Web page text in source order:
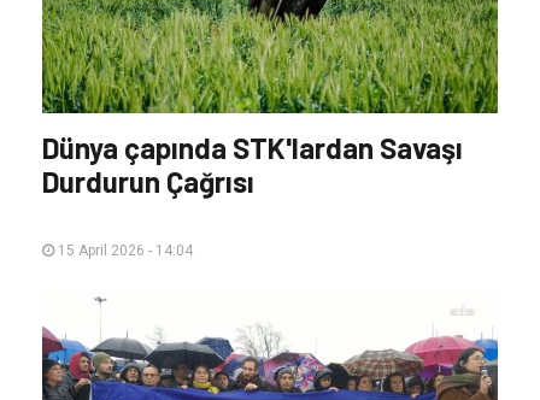
Dünya çapında STK'lardan Savaşı
Durdurun Çağrısı
15 April 2026 - 14:04